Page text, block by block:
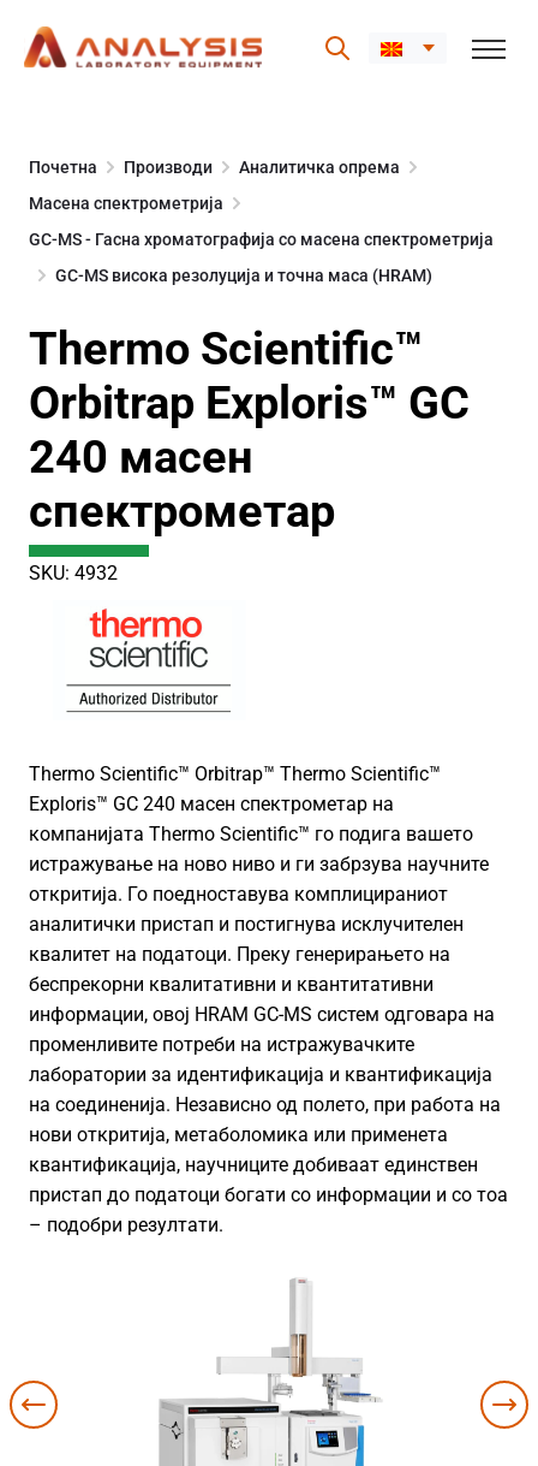
content
Почетна Производи
Аналитичка опрема
Масена спектрометрија
GC-MS - Гасна хроматографија со масена спектрометрија
GC-MS висока резолуција и точна маса (HRAM)
Thermo Scientific™
Orbitrap Exploris™ GC
240 масен
спектрометар
SKU: 4932
Thermo Scientific™ Orbitrap™ Thermo Scientific™
Exploris™ GC 240 масен спектрометар на
компанијата Thermo Scientific™ го подига вашето
истражување на ново ниво и ги забрзува научните
откритија. Го поедноставува комплицираниот
аналитички пристап и постигнува исклучителен
квалитет на податоци. Преку генерирањето на
беспрекорни квалитативни и квантитативни
информации, овој HRAM GC-MS систем одговара на
променливите потреби на истражувачките
лаборатории за идентификација и квантификација
на соединенија. Независно од полето, при работа на
нови откритија, метаболомика или применета
квантификација, научниците добиваат единствен
пристап до податоци богати со информации и со тоа
– подобри резултати.